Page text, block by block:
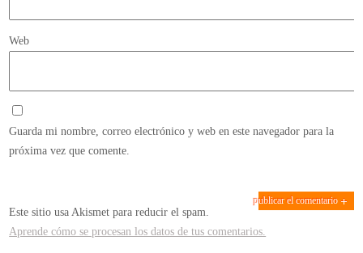
Web
Guarda mi nombre, correo electrónico y web en este navegador para la
próxima vez que comente.
Este sitio usa Akismet para reducir el spam.
Aprende cómo se procesan los datos de tus comentarios.